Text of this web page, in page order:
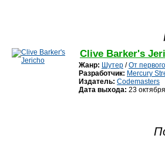
Clive Barker's
Жанр: Шутер /От
Разработчик: Mercury
Издатель: Codemasters
Дата выхода: 23